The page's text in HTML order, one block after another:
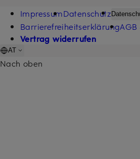
ImpressumDatenschutz
Barrierefreiheitserklärung
Vertrag widerrufen
AT
Nach oben